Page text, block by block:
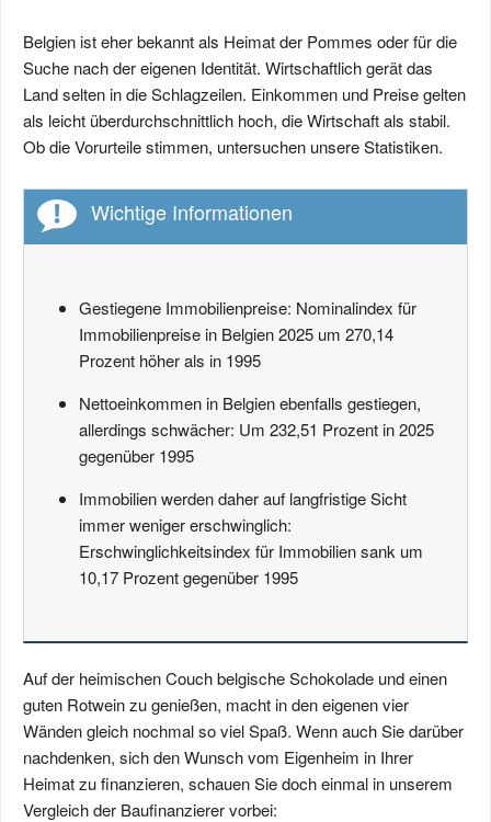
Belgien ist eher bekannt als Heimat der Pommes oder für die
Suche nach der eigenen Identität. Wirtschaftlich gerät das
Land selten in die Schlagzeilen. Einkommen und Preise gelten
als leicht überdurchschnittlich hoch, die Wirtschaft als stabil.
Ob die Vorurteile stimmen, untersuchen unsere Statistiken.
Wichtige Informationen
Gestiegene Immobilienpreise: Nominalindex für
Immobilienpreise in Belgien 2025 um 270,14
Prozent höher als in 1995
Nettoeinkommen in Belgien ebenfalls gestiegen,
allerdings schwächer: Um 232,51 Prozent in 2025
gegenüber 1995
Immobilien werden daher auf langfristige Sicht
immer weniger erschwinglich:
Erschwinglichkeitsindex für Immobilien sank um
10,17 Prozent gegenüber 1995
Auf der heimischen Couch belgische Schokolade und einen
guten Rotwein zu genießen, macht in den eigenen vier
Wänden gleich nochmal so viel Spaß. Wenn auch Sie darüber
nachdenken, sich den Wunsch vom Eigenheim in Ihrer
Heimat zu finanzieren, schauen Sie doch einmal in unserem
Vergleich der Baufinanzierer vorbei: